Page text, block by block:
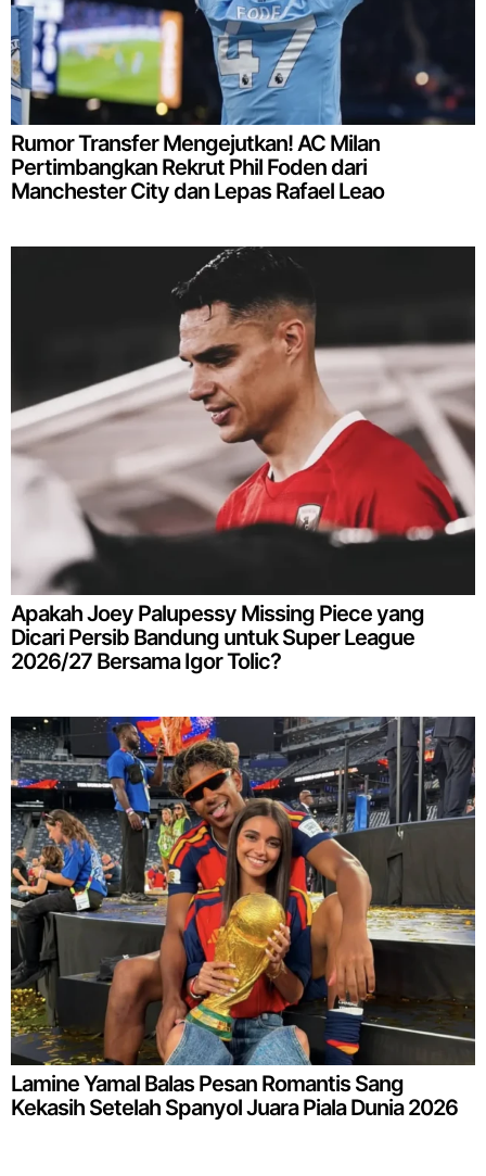
Rumor Transfer Mengejutkan! AC Milan
Pertimbangkan Rekrut Phil Foden dari
Manchester City dan Lepas Rafael Leao
Apakah Joey Palupessy Missing Piece yang
Dicari Persib Bandung untuk Super League
2026/27 Bersama Igor Tolic?
Lamine Yamal Balas Pesan Romantis Sang
Kekasih Setelah Spanyol Juara Piala Dunia 2026